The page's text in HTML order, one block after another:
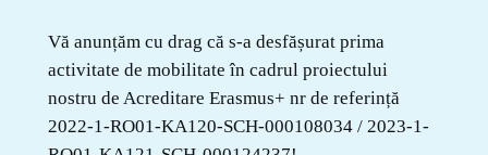
Vă anunțăm cu drag că s-a desfășurat prima
activitate de mobilitate în cadrul proiectului
nostru de Acreditare Erasmus+ nr de referință
2022-1-RO01-KA120-SCH-000108034 / 2023-1-